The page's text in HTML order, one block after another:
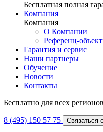
Бесплатная полная
Компания
Компания
О Компании
Референц-
Гарантия и сервис
Наши партнеры
Обучение
Новости
Контакты
Бесплатно для всех
8 (495) 150 57 75 Связаться